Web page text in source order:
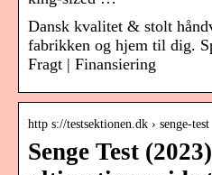
Dansk kvalitet & stolt
fabrikken og hjem til dig.
Fragt | Finansiering
http s://testsektionen.dk › senge-test
Senge Test